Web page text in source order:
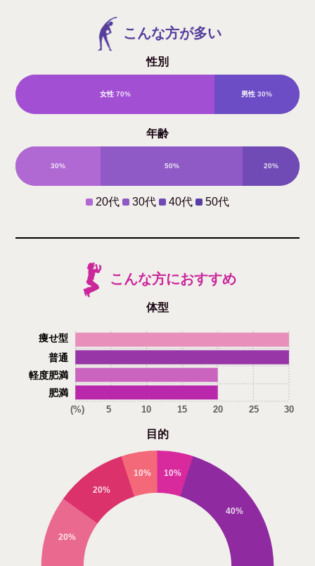
こんな方が多い
性別
女性 70% 男性 30%
年齢
30% 50% 20% 0%
20代 30代 40代 50代
こんな方におすすめ
体型
肥満
軽度肥満
普通
痩せ型
(%) 5 10 15 20 25 30
目的
20%
20%
10% 10%
40%